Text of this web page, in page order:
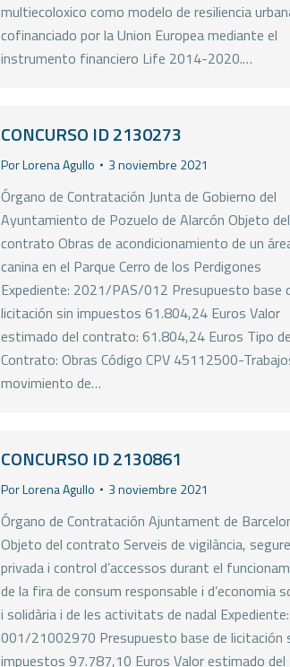
multiecoloxico como modelo de resiliencia
cofinanciado por la Union Europea mediante el
instrumento financiero Life 2014-2020.…
CONCURSO ID 2130273
PorLorena Agullo 3 noviembre 2021
Órgano de Contratación Junta de Gobierno del
Ayuntamiento de Pozuelo de Alarcón Objeto del
contrato Obras de acondicionamiento de un
canina en el Parque Cerro de los Perdigones
Expediente: 2021/PAS/012 Presupuesto base
licitación sin impuestos 61.804,24 Euros Valor
estimado del contrato: 61.804,24 Euros Tipo de
Contrato: Obras Código CPV 45112500-
movimiento de…
CONCURSO ID 2130861
PorLorena Agullo 3 noviembre 2021
Órgano de Contratación Ajuntament de
Objeto del contrato Serveis de vigilància,
privada i control d’accessos durant el
de la fira de consum responsable i d’economia
i solidària i de les activitats de nadal Expediente:
001/21002970 Presupuesto base de licitación
impuestos 97.787,10 Euros Valor estimado del